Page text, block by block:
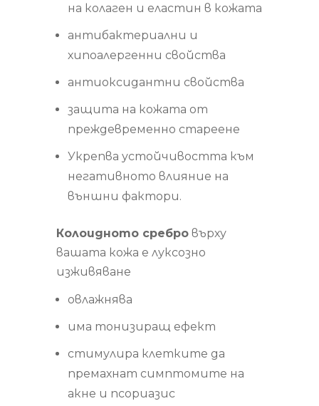
на колаген и еластин в кожата
антибактериални и
хипоалергенни свойства
антиоксидантни свойства
защита на кожата от
преждевременно стареене
Укрепва устойчивостта към
негативното влияние на
външни фактори.
Колоидното сребро върху
вашата кожа е луксозно
изживяване
овлажнява
има тонизиращ ефект
стимулира клетките да
премахнат симптомите на
акне и псориазис